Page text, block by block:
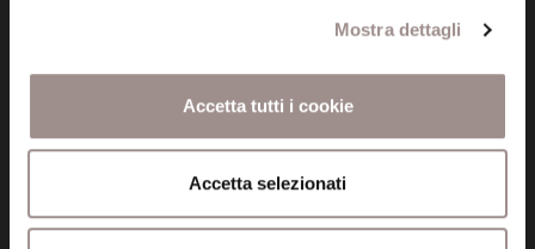
Mostra dettagli
Accetta tutti i cookie
Accetta selezionati
Informazioni
Amministrazione trasparente